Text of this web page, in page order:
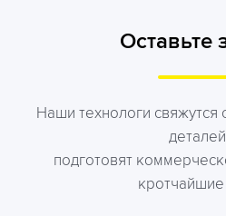
Оставьте
Наши технологи свяжутся
подготовят